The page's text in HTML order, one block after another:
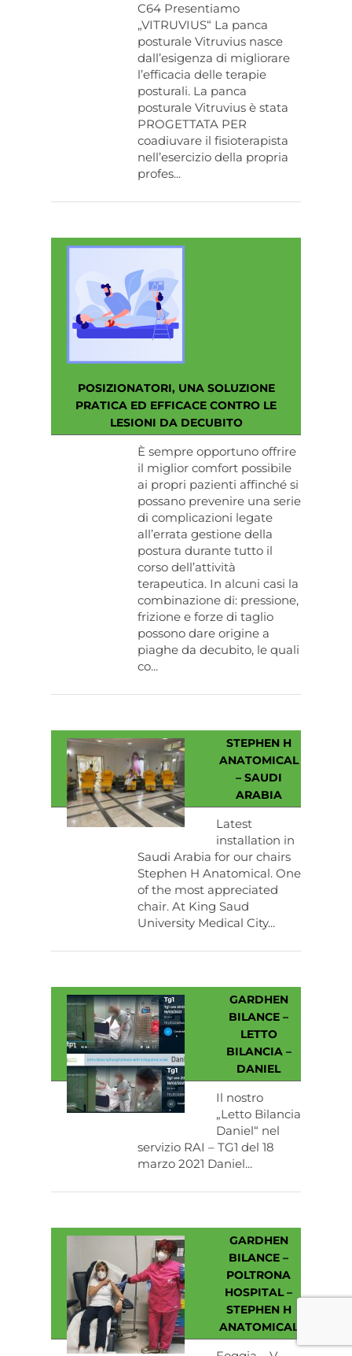
C64 Presentiamo
„VITRUVIUS“ La panca
posturale Vitruvius nasce
dall’esigenza di migliorare
l’efficacia delle terapie
posturali. La panca
posturale Vitruvius è stata
PROGETTATA PER
coadiuvare il fisioterapista
nell’esercizio della propria
profes...
POSIZIONATORI, UNA SOLUZIONE
PRATICA ED EFFICACE CONTRO LE
LESIONI DA DECUBITO
È sempre opportuno offrire
il miglior comfort possibile
ai propri pazienti affinché si
possano prevenire una serie
di complicazioni legate
all’errata gestione della
postura durante tutto il
corso dell’attività
terapeutica. In alcuni casi la
combinazione di: pressione,
frizione e forze di taglio
possono dare origine a
piaghe da decubito, le quali
co...
STEPHEN H
ANATOMICAL
– SAUDI
ARABIA
Latest
installation in
Saudi Arabia for our chairs
Stephen H Anatomical. One
of the most appreciated
chair. At King Saud
University Medical City...
GARDHEN
BILANCE –
LETTO
BILANCIA –
DANIEL
Il nostro
„Letto Bilancia
Daniel“ nel
servizio RAI – TG1 del 18
marzo 2021 Daniel...
GARDHEN
BILANCE –
POLTRONA
HOSPITAL –
STEPHEN H
ANATOMICAL